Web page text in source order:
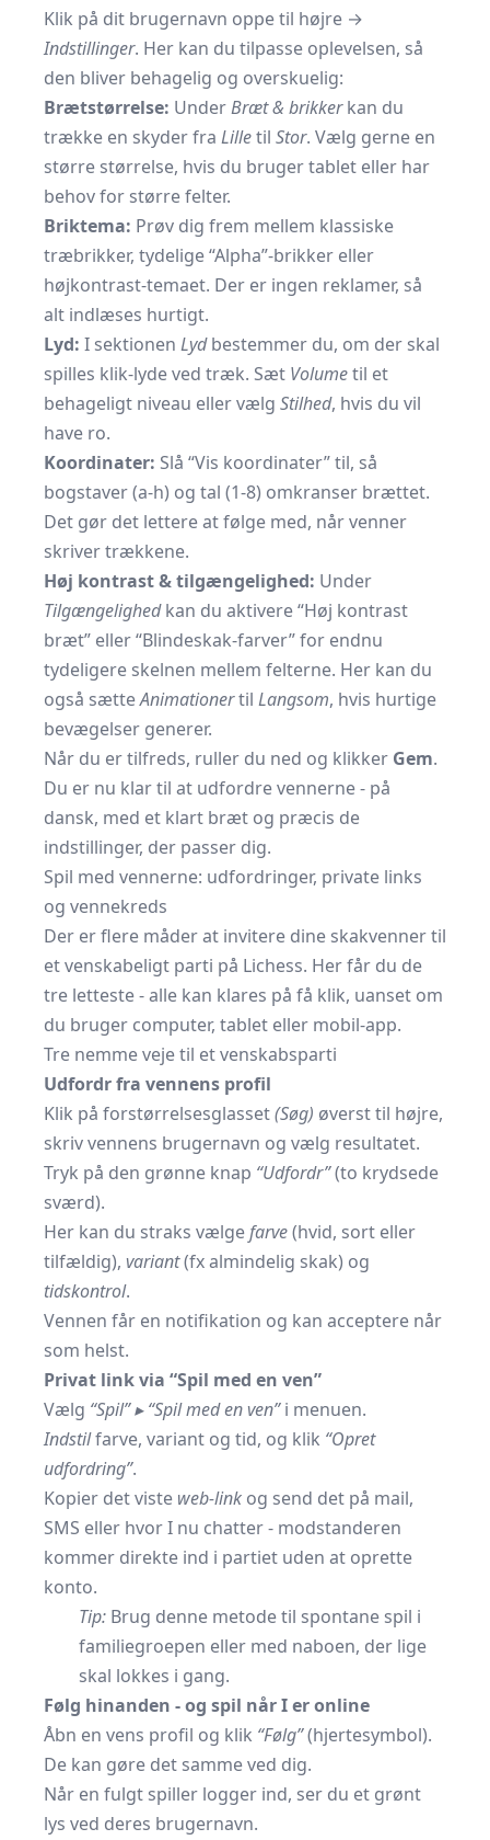
Klik på dit brugernavn oppe til højre →
Indstillinger. Her kan du tilpasse oplevelsen, så
den bliver behagelig og overskuelig:
Brætstørrelse: UnderBræt & brikkerkan du
trække en skyder fra Lilletil Stor. Vælg gerne en
større størrelse, hvis du bruger tablet eller har
behov for større felter.
Briktema: Prøv dig frem mellem klassiske
træbrikker, tydelige “Alpha”-brikker eller
højkontrast-temaet. Der er ingen reklamer, så
alt indlæses hurtigt.
Lyd: I sektionen Lydbestemmer du, om der skal
spilles klik-lyde ved træk. Sæt Volumetil et
behageligt niveau eller vælg Stilhed, hvis du vil
have ro.
Koordinater: Slå “Vis koordinater” til, så
bogstaver (a-h) og tal (1-8) omkranser brættet.
Det gør det lettere at følge med, når venner
skriver trækkene.
Høj kontrast & tilgængelighed: Under
Tilgængelighedkan du aktivere “Høj kontrast
bræt” eller “Blindeskak-farver” for endnu
tydeligere skelnen mellem felterne. Her kan du
også sætteAnimationertil Langsom, hvis hurtige
bevægelser generer.
Når du er tilfreds, ruller du ned og klikker Gem.
Du er nu klar til at udfordre vennerne - på
dansk, med et klart bræt og præcis de
indstillinger, der passer dig.
Spil med vennerne: udfordringer, private links
og vennekreds
Der er flere måder at invitere dine skakvenner til
et venskabeligt parti på Lichess. Her får du de
tre letteste - alle kan klares på få klik, uanset om
du bruger computer, tablet eller mobil-app.
Tre nemme veje til et venskabsparti
Udfordr fra vennens profil
Klik på forstørrelsesglasset(Søg) øverst til højre,
skriv vennens brugernavn og vælg resultatet.
Tryk på den grønne knap “Udfordr”(to krydsede
sværd).
Her kan du straks vælgefarve(hvid, sort eller
tilfældig), variant(fx almindelig skak) og
tidskontrol.
Vennen får en notifikation og kan acceptere når
som helst.
Privat link via “Spil med en ven”
Vælg “Spil” ▸ “Spil med en ven”i menuen.
Indstilfarve, variant og tid, og klik “Opret
udfordring”.
Kopier det viste web-link og send det på mail,
SMS eller hvor I nu chatter - modstanderen
kommer direkte ind i partiet uden at oprette
konto.
Tip: Brug denne metode til spontane spil i
familiegroepen eller med naboen, der lige
skal lokkes i gang.
Følg hinanden - og spil når I er online
Åbn en vens profil og klik “Følg”(hjertesymbol).
De kan gøre det samme ved dig.
Når en fulgt spiller logger ind, ser du et grønt
lys ved deres brugernavn.